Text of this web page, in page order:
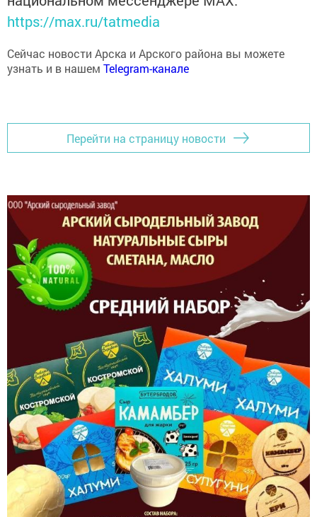
https://max.ru/tatmedia
Сейчас новости Арска и Арского района вы можете
узнать и в нашемTelegram-канале
Перейти на страницу новости